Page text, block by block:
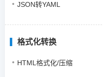
JSON转YAML
格式化转换
HTML格式化/压缩